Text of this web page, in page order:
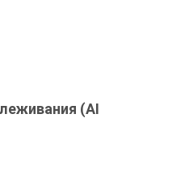
(AI